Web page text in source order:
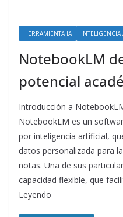
HERRAMIENTA IA INTELIGENCIA
NotebookLM
potencial
Introducción a
NotebookLM es un
por inteligencia artificial,
datos personalizada para
notas. Una de sus
capacidad flexible, que
Leyendo